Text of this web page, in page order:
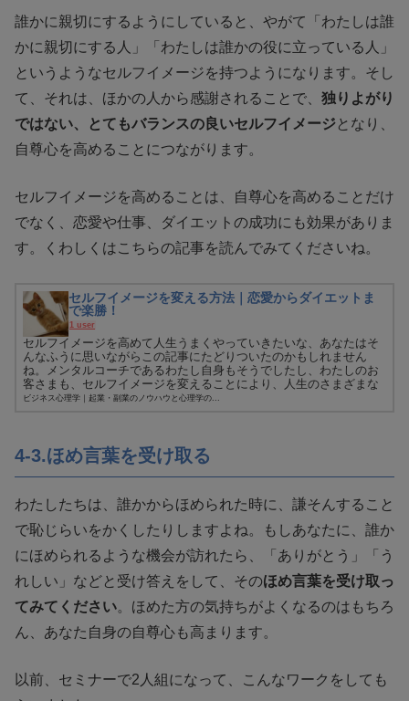
誰かに親切にするようにしていると、やがて「わたしは誰
かに親切にする人」「わたしは誰かの役に立っている人」
というようなセルフイメージを持つようになります。そし
て、それは、ほかの人から感謝されることで、 独りよがり
ではない、とてもバランスの良いセルフイメージとなり、
自尊心を高めることにつながります。
セルフイメージを高めることは、自尊心を高めることだけ
でなく、恋愛や仕事、ダイエットの成功にも効果がありま
す。くわしくはこちらの記事を読んでみてくださいね。
セルフイメージを変える方法｜恋愛からダイエットま
で楽勝！
1 user
セルフイメージを高めて人生うまくやっていきたいな、あなたはそ
んなふうに思いながらこの記事にたどりついたのかもしれません
ね。メンタルコーチであるわたし自身もそうでしたし、わたしのお
客さまも、セルフイメージを変えることにより、人生のさまざまな
場面でよ...
ビジネス心理学｜起業・副業のノウハウと心理学の...
4-3.ほめ言葉を受け取る
わたしたちは、誰かからほめられた時に、謙そんすること
で恥じらいをかくしたりしますよね。もしあなたに、誰か
にほめられるような機会が訪れたら、「ありがとう」「う
れしい」などと受け答えをして、そのほめ言葉を受け取っ
てみてください。ほめた方の気持ちがよくなるのはもちろ
ん、あなた自身の自尊心も高まります。
以前、セミナーで2人組になって、こんなワークをしても